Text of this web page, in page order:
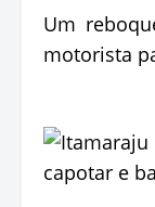
Um
motorista